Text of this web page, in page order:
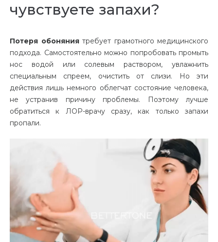
чувствуете запахи?
Потеря обоняниятребует грамотного медицинского
подхода. Самостоятельно можно попробовать промыть
нос водой или солевым раствором, увлажнить
специальным спреем, очистить от слизи. Но эти
действия лишь немного облегчат состояние человека,
не устранив причину проблемы. Поэтому лучше
обратиться к ЛОР-врачу сразу, как только запахи
пропали.